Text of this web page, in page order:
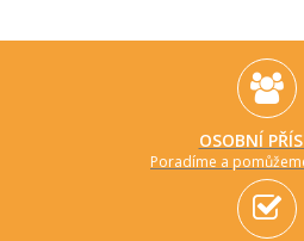
OSOBNÍ
Poradíme a